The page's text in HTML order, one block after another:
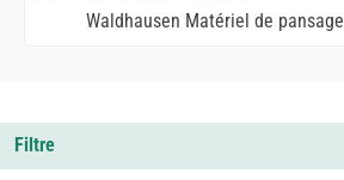
Waldhausen Matériel de pansage
Filtre